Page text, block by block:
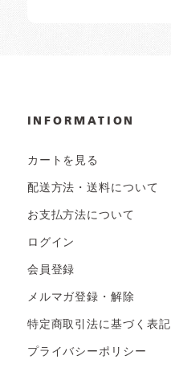
INFORMATION
カートを見る
配送方法・送料について
お支払方法について
ログイン
会員登録
メルマガ登録・解除
特定商取引法に基づく表記
プライバシーポリシー